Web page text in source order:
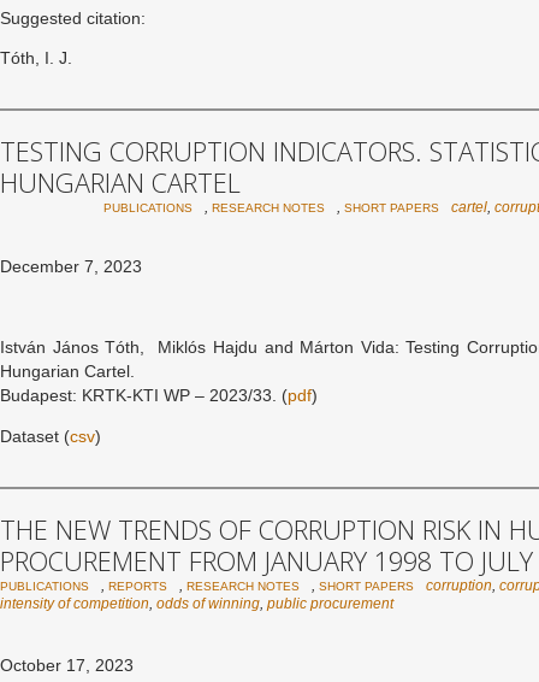
Suggested citation:
Tóth, I. J.
TESTING CORRUPTION INDICATORS.
HUNGARIAN CARTEL
PUBLICATIONS , RESEARCH NOTES , SHORT PAPERS cartel,
December 7, 2023
István János Tóth, Miklós Hajdu and Márton Vida: Testing
Hungarian Cartel.
Budapest: KRTK-KTI WP – 2023/33. (pdf)
Dataset (csv)
THE NEW TRENDS OF CORRUPTION RISK IN
PROCUREMENT FROM JANUARY 1998 TO
PUBLICATIONS , REPORTS , RESEARCH NOTES , SHORT PAPERS corruption,
intensity of competition, odds of winning, public procurement
October 17, 2023